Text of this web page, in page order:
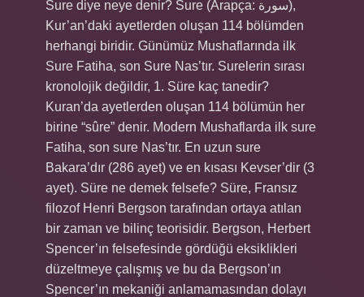
Sure diye neye denir? Sure (Arapça: سورة),
Kur’an’daki ayetlerden oluşan 114 bölümden
herhangi biridir. Günümüz Mushaflarında ilk
Sure Fatiha, son Sure Nas’tır. Surelerin sırası
kronolojik değildir, 1. Süre kaç tanedir?
Kuran’da ayetlerden oluşan 114 bölümün her
birine “sûre” denir. Modern Mushaflarda ilk sure
Fatiha, son sure Nas’tır. En uzun sure
Bakara’dır (286 ayet) ve en kısası Kevser’dir (3
ayet). Süre ne demek felsefe? Süre, Fransız
filozof Henri Bergson tarafından ortaya atılan
bir zaman ve bilinç teorisidir. Bergson, Herbert
Spencer’ın felsefesinde gördüğü eksiklikleri
düzeltmeye çalışmış ve bu da Bergson’ın
Spencer’ın mekaniği anlamamasından dolayı